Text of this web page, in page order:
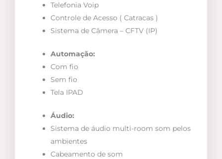
Telefonia Voip
Controle de Acesso ( Catracas )
Sistema de Câmera – CFTV (IP)
Automação:
Com fio
Sem fio
Tela IPAD
Áudio:
Sistema de áudio multi-room som pelos
ambientes
Cabeamento de som